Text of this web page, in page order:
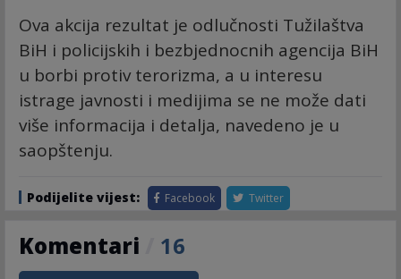
Ova akcija rezultat je odlučnosti Tužilaštva
BiH i policijskih i bezbjednocnih agencija BiH
u borbi protiv terorizma, a u interesu
istrage javnosti i medijima se ne može dati
više informacija i detalja, navedeno je u
saopštenju.
Podijelite vijest: Facebook Twitter
Komentari 16